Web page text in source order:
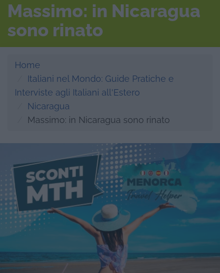
Massimo: in Nicaragua
sono rinato
Home
Italiani nel Mondo: Guide Pratiche e
Interviste agli Italiani all'Estero
Nicaragua
Massimo: in Nicaragua sono rinato